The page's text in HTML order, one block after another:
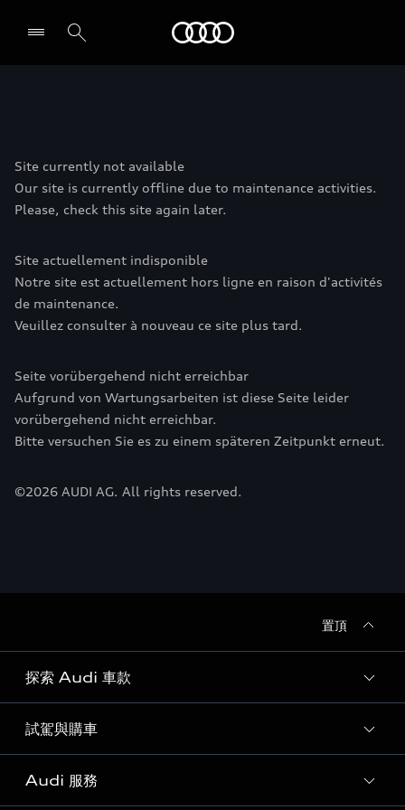
Audi
Site currently not available
Our site is currently offline due to maintenance activities.
Please, check this site again later.
Site actuellement indisponible
Notre site est actuellement hors ligne en raison d'activités
de maintenance.
Veuillez consulter à nouveau ce site plus tard.
Seite vorübergehend nicht erreichbar
Aufgrund von Wartungsarbeiten ist diese Seite leider
vorübergehend nicht erreichbar.
Bitte versuchen Sie es zu einem späteren Zeitpunkt erneut.
©2026 AUDI AG. All rights reserved.
置頂
探索 Audi 車款
所有車款
客製化您的 Audi
試駕與購車
購車方案
Audi 服務